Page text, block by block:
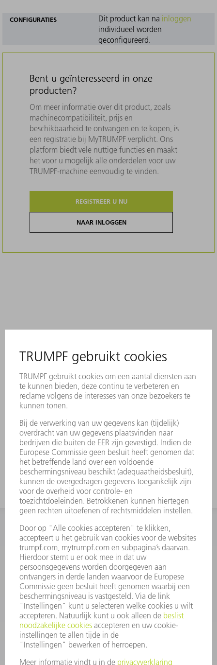
CONFIGURATIES Dit product kan na inloggen
individueel worden
geconfigureerd.
Bent u geïnteresseerd in onze
producten?
Om meer informatie over dit product, zoals
machinecompatibiliteit, prijs en
beschikbaarheid te ontvangen en te kopen, is
een registratie bij MyTRUMPF verplicht. Ons
platform biedt vele nuttige functies en maakt
het voor u mogelijk alle onderdelen voor uw
TRUMPF-machine eenvoudig te vinden.
REGISTREER U NU
NAAR INLOGGEN
INFORMATIE
Veel gestelde vragen
Algemene voorwaarden
CONTACT
+31 88 4002 400
Ma. - vr. 8.00 - 17.00 uur
onderdelen.tnl@de.trumpf.com